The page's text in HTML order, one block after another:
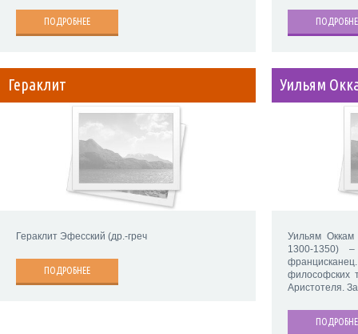
ПОДРОБНЕЕ
Гераклит
Гераклит Эфесский (др.-греч
ПОДРОБНЕЕ
Уильям
Уильям Оккам
1300-1350) –
философских
Аристотеля.